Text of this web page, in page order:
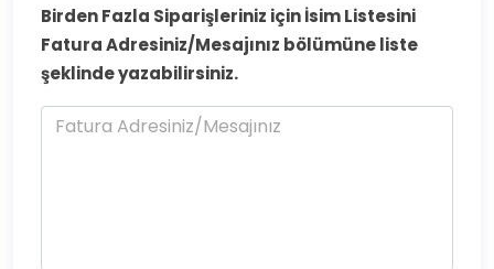
Birden Fazla Siparişleriniz için İsim Listesini
Fatura Adresiniz/Mesajınız bölümüne liste
şeklinde yazabilirsiniz.